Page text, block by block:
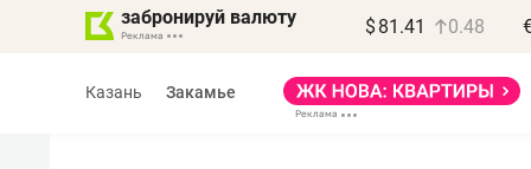
забронируй валюту $ 81.41 0.48
Казань Закамье